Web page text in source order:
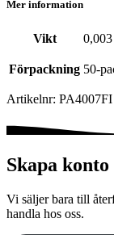
Mer information
Vikt
Förpackning 50-
Artikelnr: PA4007FI
Skapa konto
Vi säljer bara till
handla hos oss.